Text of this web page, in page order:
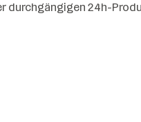
durchgängigen 24h-